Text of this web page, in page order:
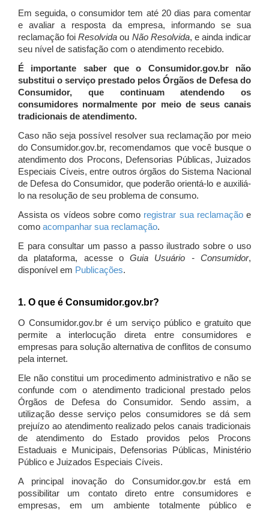
Em seguida, o consumidor tem até 20 dias para comentar
e avaliar a resposta da empresa, informando se sua
reclamação foiResolvida ou Não Resolvida, e ainda indicar
seu nível de satisfação com o atendimento recebido.
É importante saber que o Consumidor.gov.br não
substitui o serviço prestado pelos Órgãos de Defesa do
Consumidor, que continuam atendendo os
consumidores normalmente por meio de seus canais
tradicionais de atendimento.
Caso não seja possível resolver sua reclamação por meio
do Consumidor.gov.br, recomendamos que você busque o
atendimento dos Procons, Defensorias Públicas, Juizados
Especiais Cíveis, entre outros órgãos do Sistema Nacional
de Defesa do Consumidor, que poderão orientá-lo e auxiliá-
lo na resolução de seu problema de consumo.
Assista os vídeos sobre como registrar sua reclamaçãoe
como acompanhar sua reclamação.
E para consultar um passo a passo ilustrado sobre o uso
da plataforma, acesse oGuia Usuário - Consumidor,
disponível em Publicações.
1. O que é Consumidor.gov.br?
O Consumidor.gov.br é um serviço público e gratuito que
permite a interlocução direta entre consumidores e
empresas para solução alternativa de conflitos de consumo
pela internet.
Ele não constitui um procedimento administrativo e não se
confunde com o atendimento tradicional prestado pelos
Órgãos de Defesa do Consumidor. Sendo assim, a
utilização desse serviço pelos consumidores se dá sem
prejuízo ao atendimento realizado pelos canais tradicionais
de atendimento do Estado providos pelos Procons
Estaduais e Municipais, Defensorias Públicas, Ministério
Público e Juizados Especiais Cíveis.
A principal inovação do Consumidor.gov.br está em
possibilitar um contato direto entre consumidores e
empresas, em um ambiente totalmente público e